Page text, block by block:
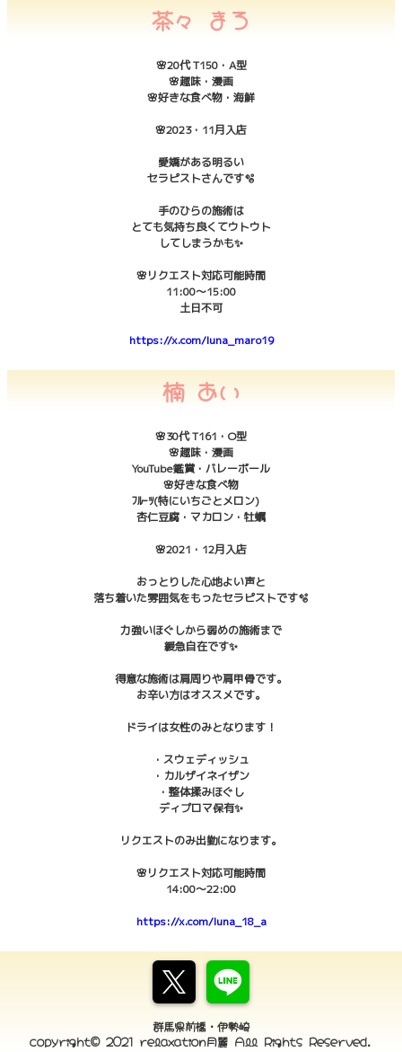
茶々 まろ
🌸20代 T150・A型
🌸趣味・漫画
🌸好きな食べ物・海鮮
🌸2023・11月入店
愛嬌がある明るい
セラピストさんです🫧
手のひらの施術は
とても気持ち良くてウトウト
してしまうかも✨
🌸リクエスト対応可能時間
11:00〜15:00
土日不可
https://x.com/luna_maro19
楠 あい
🌸30代 T161・O型
🌸趣味・漫画
YouTube鑑賞・バレーボール
🌸好きな食べ物
ﾌﾙｰﾂ(特にいちごとメロン)
杏仁豆腐・マカロン・牡蠣
🌸2021・12月入店
おっとりした心地よい声と
落ち着いた雰囲気をもったセラピストです🫧
力強いほぐしから弱めの施術まで
緩急自在です✨
得意な施術は肩周りや肩甲骨です。
お辛い方はオススメです。
ドライは女性のみとなります！
・スウェディッシュ
・カルザイネイザン
・整体揉みほぐし
ディプロマ保有✨
リクエストのみ出勤になります。
🌸リクエスト対応可能時間
14:00〜22:00
https://x.com/luna_18_a
群馬県前橋・伊勢崎
copyright© 2021 relaxation月麗 All Rights Reserved.